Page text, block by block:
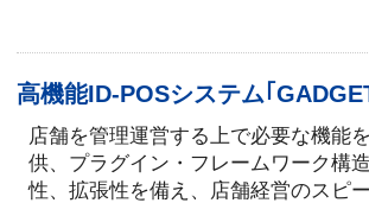
高機能ID-POSシステム｢
店舗を管理運営する上で必要な機能
供、プラグイン・フレームワーク構
性、拡張性を備え、店舗経営のスピ